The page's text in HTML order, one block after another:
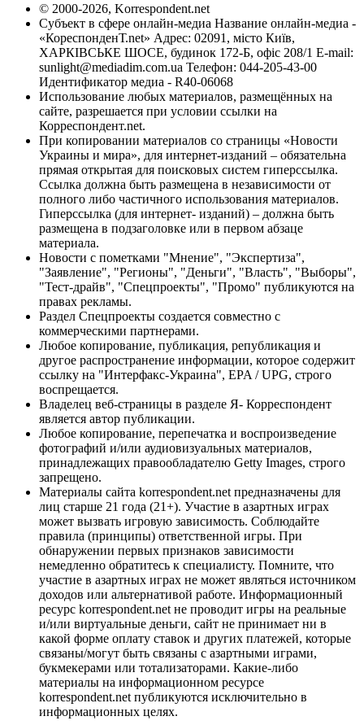
© 2000-2026, Korrespondent.net
Субъект в сфере онлайн-медиа Название онлайн-медиа -
«КореспонденТ.net» Адрес: 02091, місто Київ,
ХАРКІВСЬКЕ ШОСЕ, будинок 172-Б, офіс 208/1 E-mail:
sunlight@mediadim.com.ua Телефон: 044-205-43-00
Идентификатор медиа - R40-06068
Использование любых материалов, размещённых на
сайте, разрешается при условии ссылки на
Корреспондент.net.
При копировании материалов со страницы «Новости
Украины и мира», для интернет-изданий – обязательна
прямая открытая для поисковых систем гиперссылка.
Ссылка должна быть размещена в независимости от
полного либо частичного использования материалов.
Гиперссылка (для интернет- изданий) – должна быть
размещена в подзаголовке или в первом абзаце
материала.
Новости с пометками "Мнение", "Экспертиза",
"Заявление", "Регионы", "Деньги", "Власть", "Выборы",
"Тест-драйв", "Спецпроекты", "Промо" публикуются на
правах рекламы.
Раздел Спецпроекты создается совместно с
коммерческими партнерами.
Любое копирование, публикация, републикация и
другое распространение информации, которое содержит
ссылку на "Интерфакс-Украина", EPA / UPG, строго
воспрещается.
Владелец веб-страницы в разделе Я- Корреспондент
является автор публикации.
Любое копирование, перепечатка и воспроизведение
фотографий и/или аудиовизуальных материалов,
принадлежащих правообладателю Getty Images, строго
запрещено.
Материалы сайта korrespondent.net предназначены для
лиц старше 21 года (21+). Участие в азартных играх
может вызвать игровую зависимость. Соблюдайте
правила (принципы) ответственной игры. При
обнаружении первых признаков зависимости
немедленно обратитесь к специалисту. Помните, что
участие в азартных играх не может являться источником
доходов или альтернативой работе. Информационный
ресурс korrespondent.net не проводит игры на реальные
и/или виртуальные деньги, сайт не принимает ни в
какой форме оплату ставок и других платежей, которые
связаны/могут быть связаны с азартными играми,
букмекерами или тотализаторами. Какие-либо
материалы на информационном ресурсе
korrespondent.net публикуются исключительно в
информационных целях.